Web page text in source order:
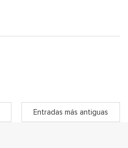
Entradas más antiguas